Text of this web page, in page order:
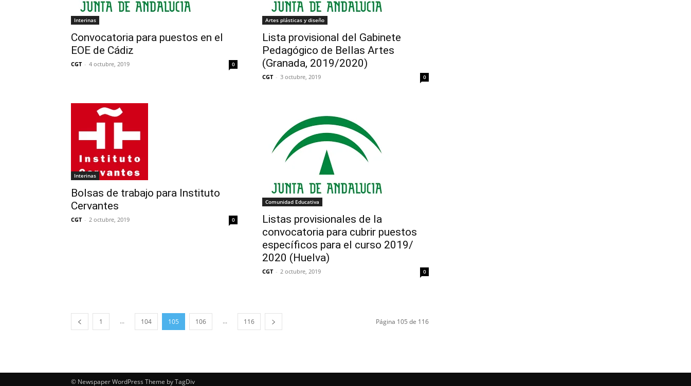
Interinas
Convocatoria para puestos en el
EOE de Cádiz
CGT - 4 octubre, 2019 0
Artes plásticas y diseño
Lista provisional del Gabinete
Pedagógico de Bellas Artes
(Granada, 2019/2020)
CGT - 3 octubre, 2019 0
Interinas
Bolsas de trabajo para Instituto
Cervantes
CGT - 2 octubre, 2019 0
Comunidad Educativa
Listas provisionales de la
convocatoria para cubrir puestos
específicos para el curso 2019/
2020 (Huelva)
CGT - 2 octubre, 2019 0
1 ... 104 105 106 ... 116 Página 105 de 116
© Newspaper WordPress Theme by TagDiv